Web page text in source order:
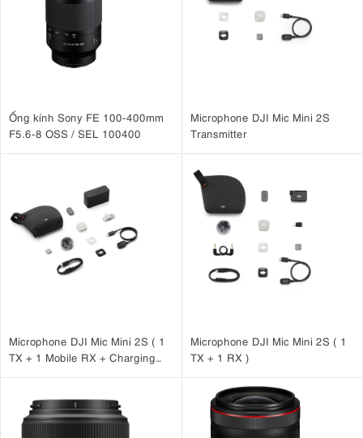
Ống kính Sony FE 100-400mm
F5.6-8 OSS / SEL 100400
Microphone DJI Mic Mini 2S
Transmitter
Microphone DJI Mic Mini 2S ( 1
TX + 1 Mobile RX + Charging
Microphone DJI Mic Mini 2S ( 1
TX + 1 RX )